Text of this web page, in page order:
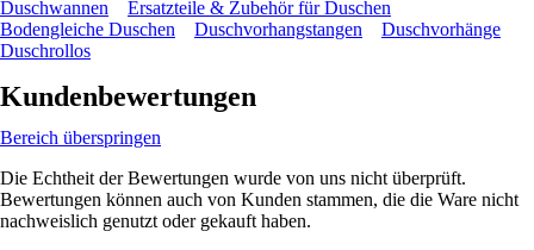
Duschwannen
Ersatzteile & Zubehör für Duschen
Bodengleiche Duschen
Duschvorhangstangen
Duschvorhänge
Duschrollos
Kundenbewertungen
Bereich überspringen
Die Echtheit der Bewertungen wurde von uns nicht überprüft.
Bewertungen können auch von Kunden stammen, die die Ware nicht
nachweislich genutzt oder gekauft haben.